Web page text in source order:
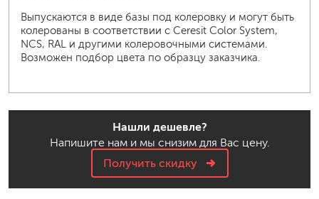
Выпускаются в виде базы под колеровку и могут быть
колерованы в соответствии с Ceresit Color System,
NCS, RAL и другими колеровочными системами.
Возможен подбор цвета по образцу заказчика.
Нашли дешевле?
Напишите нам и мы снизим для Вас цену.
Получить скидку